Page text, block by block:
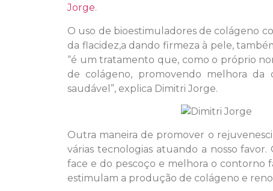
Jorge.
O uso de bioestimuladores de colágeno
da flacidez,a dando firmeza à pele,
“é um tratamento que, como o próprio
de colágeno, promovendo melhora
saudável”, explica Dimitri Jorge.
Outra maneira de promover o
várias tecnologias atuando a nosso favor.
face e do pescoço e melhora o contorno
estimulam a produção de colágeno e